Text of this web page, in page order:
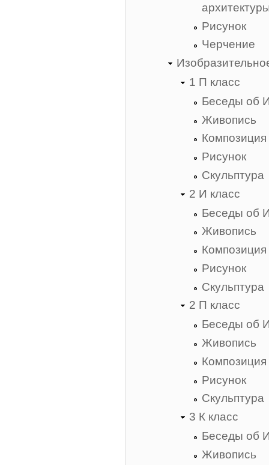
Рисунок
Черчение
1 П класс
Беседы об
Живопись
Композиция
Рисунок
Скульптура
2 И класс
Беседы об
Живопись
Композиция
Рисунок
Скульптура
2 П класс
Беседы об
Живопись
Композиция
Рисунок
Скульптура
3 К класс
Беседы об
Живопись